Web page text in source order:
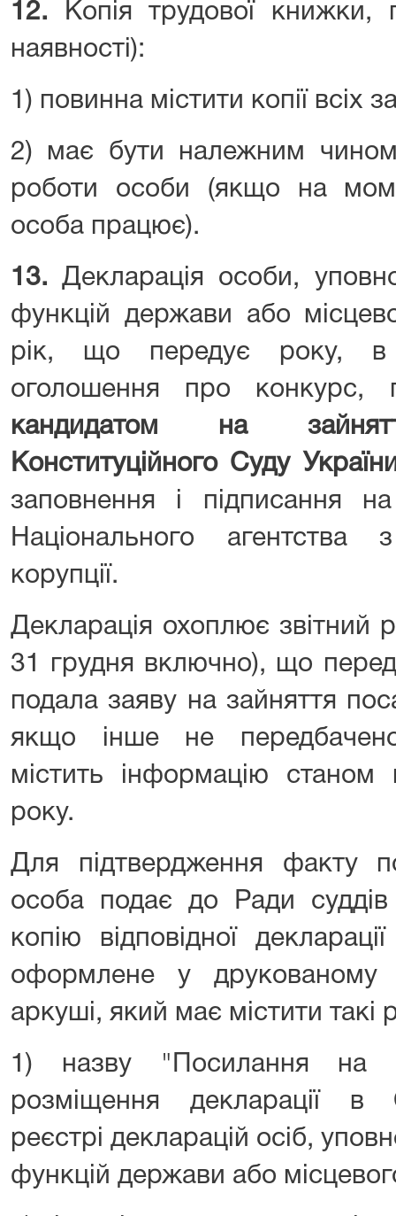
12. Копія трудової книжки,
наявності):
1) повинна містити копії всіх
2) має бути належним чином
роботи особи (якщо на
особа працює).
13. Декларація особи,
функцій держави або
рік, що передує року, в
оголошення про конкурс,
кандидатом на
Конституційного Суду
заповнення і підписання
Національного агентства
корупції.
Декларація охоплює звітний
31 грудня включно), що
подала заяву на зайняття
якщо інше не
містить інформацію станом
року.
Для підтвердження факту
особа подає до Ради суддів
копію відповідної
оформлене у друкованому
аркуші, який має містити такі
1) назву "Посилання на
розміщення декларації
реєстрі декларацій осіб,
функцій держави або